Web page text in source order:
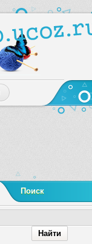
Поиск